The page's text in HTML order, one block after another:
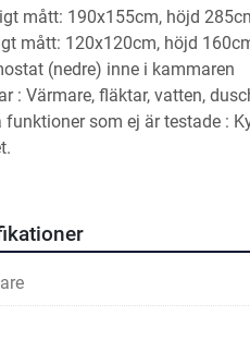
mått: 190x155cm, höjd
mått: 120x120cm, höjd
(nedre) inne i kammaren
: Värmare, fläktar, vatten,
funktioner som ej är testade :